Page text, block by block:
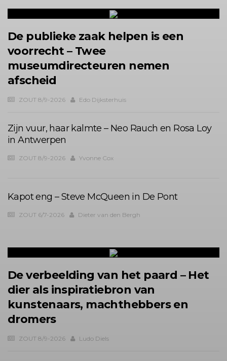
De publieke zaak helpen is een
voorrecht – Twee
museumdirecteuren nemen
afscheid
ZOUT 8/9-2026 Edo Dijksterhuis
Zijn vuur, haar kalmte – Neo Rauch en Rosa Loy
in Antwerpen
ZOUT 8/9-2026 Yvonne Cox
Kapot eng – Steve McQueen in De Pont
ZOUT 6/7-2026 Dieter van den Bergh
De verbeelding van het paard – Het
dier als inspiratiebron van
kunstenaars, machthebbers en
dromers
ZOUT 8/9-2026 Ludo Diels